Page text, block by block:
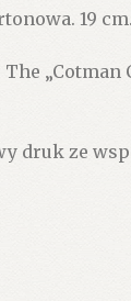
19 cm.
„Cotman
druk ze